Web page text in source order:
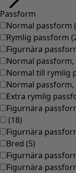
Passform
Normal passform (
Rymlig passform (
Figurnära
Normal
Normal till rymlig
Normal
Extra rymlig
Figurnära
(18)
Figurnära
Bred (5)
Figurnära
Figurnära